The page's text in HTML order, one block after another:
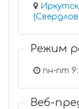
Режим
пн-пт
Веб-